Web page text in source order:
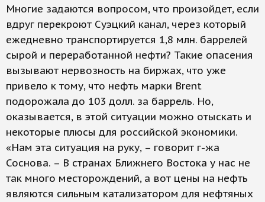
Многие задаются вопросом, что произойдет, если
вдруг перекроют Суэцкий канал, через который
ежедневно транспортируется 1,8 млн. баррелей
сырой и переработанной нефти? Такие опасения
вызывают нервозность на биржах, что уже
привело к тому, что нефть марки Brent
подорожала до 103 долл. за баррель. Но,
оказывается, в этой ситуации можно отыскать и
некоторые плюсы для российской экономики.
«Нам эта ситуация на руку, – говорит г-жа
Соснова. – В странах Ближнего Востока у нас не
так много месторождений, а вот цены на нефть
являются сильным катализатором для нефтяных